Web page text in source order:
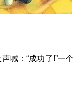
喊：“成功了!”一个